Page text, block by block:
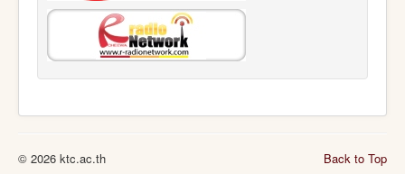
Back to Top
© 2026 ktc.ac.th